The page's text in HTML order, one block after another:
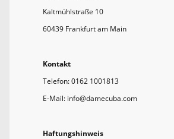
Kaltmühlstraße 10
60439 Frankfurt am Main
Kontakt
Telefon: 0162 1001813
E-Mail: info@damecuba.com
Haftungshinweis